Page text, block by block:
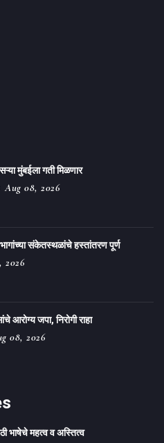
मुंबईला गती मिळणार
Aug 08, 2026
संकेतस्थळांचे हस्तांतरण पूर्ण
2026
आरोग्य जपा, निरोगी राहा
08, 2026
भाषेचे महत्व व अस्तित्व